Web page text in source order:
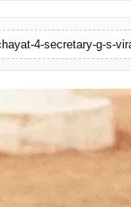
4-secretary-g-s-